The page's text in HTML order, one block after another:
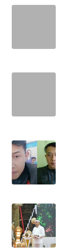
WN
WN
KUNINGAN
MAJALENGKA
WN
SUBANG